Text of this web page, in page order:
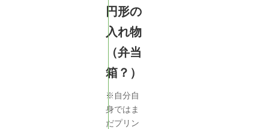
円形の
入れ物
（弁当
箱？）
※自分自
身ではま
だプリン